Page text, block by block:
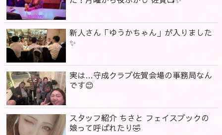
新人さん「ゆうかちゃん」が入りました
✨
実は…守成クラブ佐賀会場の事務局なん
です😊
スタッフ紹介 ちさと フェイスブックの
娘って呼ばれたり🤣